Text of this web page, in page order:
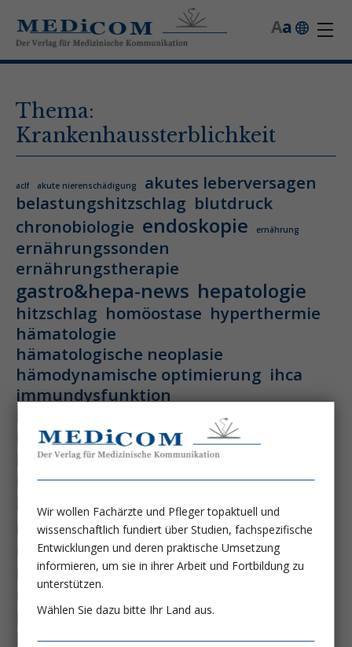
a
A
Thema:
Krankenhaussterblichkeit
aclf akute nierenschädigung
akutes leberversagen
belastungshitzschlag blutdruck
chronobiologie endoskopie ernährung
ernährungssonden
ernährungstherapie
gastro&hepa-news hepatologie
hitzschlag homöostase hyperthermie
hämatologie
hämatologische neoplasie
hämodynamische optimierung ihca
immundysfunktion
immunosep-studie
immuntherapie
intensiv-news intensivmedizin
intensivstation intensivversorgung
kdigo-leitlinien lebernekrose
leberzirrhose mangelernährung
masld metabolische lebererkrankung mikrobiom
multiples myelom nasogastrale sonde
nephro-news nephrologie
niereninsuffizienz
peg-implantationstechniken
perioperative nierenschädigung
Wir wollen Fachärzte und Pfleger topaktuell und
wissenschaftlich fundiert über Studien, fachspezifische
Entwicklungen und deren praktische Umsetzung
informieren, um sie in ihrer Arbeit und Fortbildung zu
unterstützen.
Wählen Sie dazu bitte Ihr Land aus.